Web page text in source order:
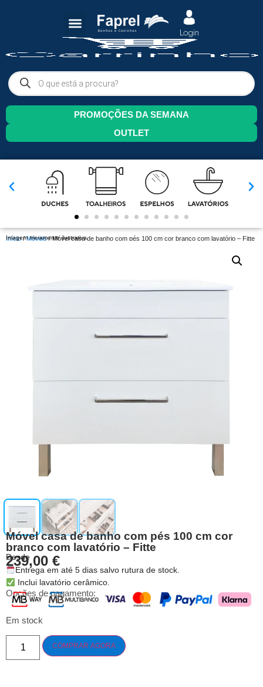
PROMOÇÕES DA SEMANA
OUTLET
Início/Móveis/ Móvel casa de banho com pés 100 cm cor branco com lavatório – Fitte
Imagem meramente ilustrativa.
Móvel casa de banho com pés 100 cm cor
branco com lavatório – Fitte
Desde
239,00 €
Entrega em até 5 dias salvo rutura de stock.
Inclui lavatório cerâmico.
Opções de pagamento:
Em stock
COMPRAR AGORA